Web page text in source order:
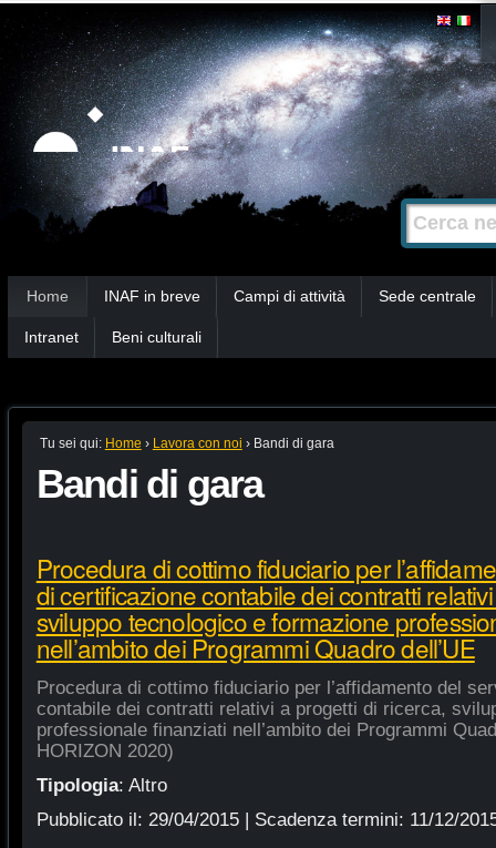
Strumenti
personali
Salta
contenuti.
|
Salta
alla
navigazione
Cerca nel
Ricerca
avanzata…
Home INAF in breve Campi di attività Sede centrale
Intranet Beni culturali
Tu sei qui: Home › Lavora con noi › Bandi di gara
Bandi di gara
Procedura di cottimo fiduciario per
di certificazione contabile dei contratti
sviluppo tecnologico e formazione
nell’ambito dei Programmi Quadro dell’UE
Procedura di cottimo fiduciario per l’affidamento del
contabile dei contratti relativi a progetti di ricerca,
professionale finanziati nell’ambito dei Programmi
HORIZON 2020)
Tipologia: Altro
Pubblicato il: 29/04/2015| Scadenza termini: 11/12/